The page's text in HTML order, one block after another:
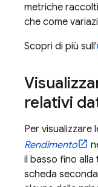
metriche
che come
Scopri di più sull'
relativi
Per visualizzare
Rendimento
il basso fino alla
scheda